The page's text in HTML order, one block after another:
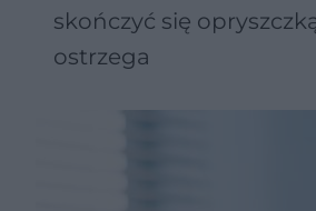
skończyć się
ostrzega